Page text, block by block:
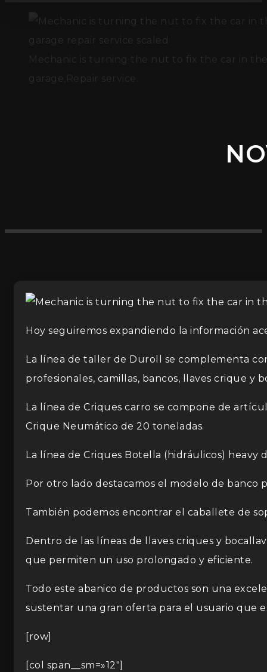
Mechanic is turning the nut to fix the car in
garage,Repair service.
Hoy seguiremos expandiendo la información
La línea de taller de Duroll se complementa
profesionales, camillas, bancos, llaves crique
La línea de Criques carro se compone de
Crique Neumático de 20 toneladas.
La línea de Criques Botella (hidráulicos)
Por otro lado destacamos el modelo de banco
También podemos encontrar el caballete de
Dentro de las líneas de llaves criques y
que permiten un uso prolongado y eficiente.
Todo este abanico de productos son una
sustentar una gran oferta para el usuario que
[row]
[col span__sm=»12″]